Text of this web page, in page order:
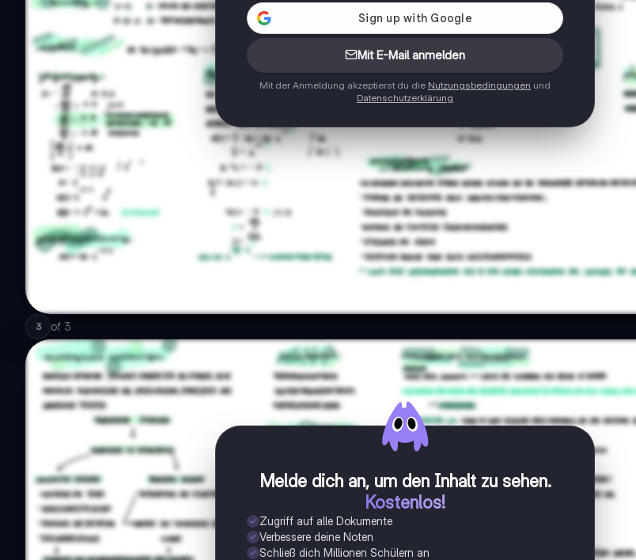
Mit E-Mail anmelden
Mit der Anmeldung akzeptierst du die Nutzungsbedingungen und
Datenschutzerklärung
3 of 3
Melde dich an, um den Inhalt zu sehen.
Kostenlos!
Zugriff auf alle Dokumente
Verbessere deine Noten
Schließ dich Millionen Schülern an